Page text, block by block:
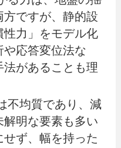
ですが、静的設
力」をモデル化
や応答変位法な
があることも理
不均質であり、減
明な要素も多い
ず、幅を持った